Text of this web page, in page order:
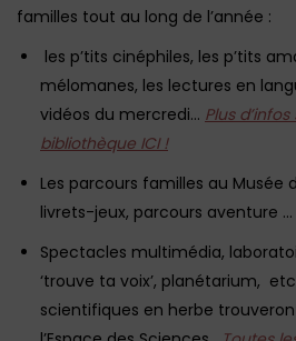
familles tout au long de l’année :
les p’tits cinéphiles, les p’tits
mélomanes, les lectures en
vidéos du mercredi… Plus
bibliothèque ICI !
Les parcours familles au Musée
livrets-jeux, parcours aventure …
Spectacles multimédia,
‘trouve ta voix’, planétarium,
scientifiques en herbe